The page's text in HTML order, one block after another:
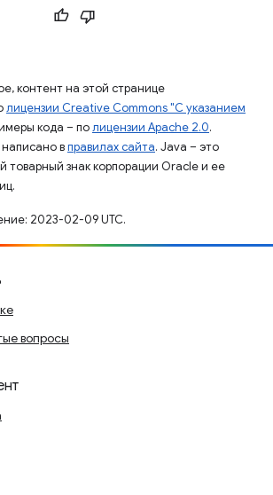
контент на этой странице
лицензии Creative Commons "С указанием
кода – полицензии Apache 2.0.
вправилах сайта. Java – это
товарный знак корпорации Oracle и ее
2023-02-09 UTC.
вопросы